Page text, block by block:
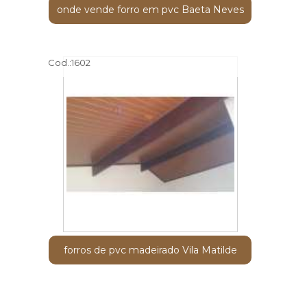
onde vende forro em pvc Baeta Neves
Cod.:1602
forros de pvc madeirado Vila Matilde